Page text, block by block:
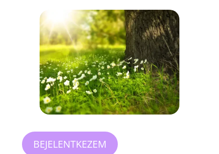
BEJELENTKEZEM